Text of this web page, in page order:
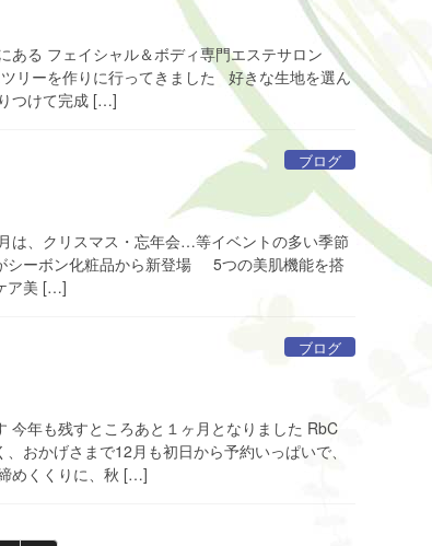
ある フェイシャル＆ボディ専門エステサロン
リーを作りに行ってきました 好きな生地を選ん
つけて完成 […]
ブログ
は、クリスマス・忘年会…等イベントの多い季節
シーボン化粧品から新登場 5つの美肌機能を搭
ア美 […]
ブログ
今年も残すところあと１ヶ月となりました RbC
おかげさまで12月も初日から予約いっぱいで、
めくくりに、秋 […]